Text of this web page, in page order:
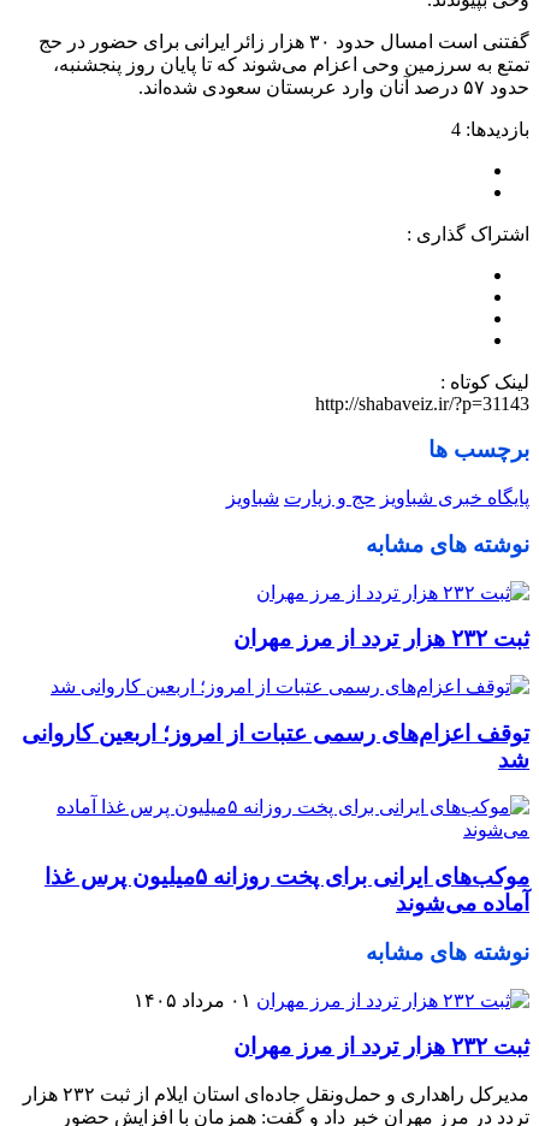
گفتنی است امسال حدود ۳۰ هزار زائر ایرانی برای حضور در حج
تمتع به سرزمین وحی اعزام می‌شوند که تا پایان روز پنجشنبه،
حدود ۵۷ درصد آنان وارد عربستان سعودی شده‌اند.
بازدیدها: 4
اشتراک گذاری :
لینک کوتاه :
http://shabaveiz.ir/?p=31143
برچسب ها
پایگاه خبری شباویز حج و زیارت شباویز
نوشته های مشابه
ثبت ۲۳۲ هزار تردد از مرز مهران
توقف اعزام‌‌های رسمی عتبات از امروز؛ اربعین کاروانی
شد
موکب‌های ایرانی برای پخت روزانه ۵میلیون پرس غذا
آماده می‌شوند
نوشته های مشابه
۰۱ مرداد ۱۴۰۵
ثبت ۲۳۲ هزار تردد از مرز مهران
مدیرکل راهداری و حمل‌ونقل جاده‌ای استان ایلام از ثبت ۲۳۲ هزار
تردد در مرز مهران خبر داد و گفت: همزمان با افزایش حضور